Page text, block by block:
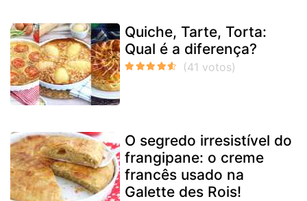
Quiche, Tarte, Torta:
Qual é a diferença?
O segredo irresistível do
frangipane: o creme
francês usado na
Galette des Rois!